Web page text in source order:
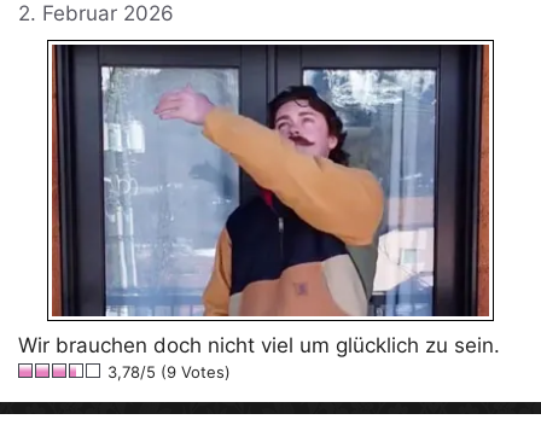
2. Februar 2026
Wir brauchen doch nicht viel um glücklich zu sein.
3,78/5 (9 Votes)